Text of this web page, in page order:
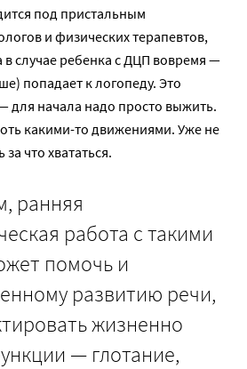
под пристальным
и физических терапевтов,
в случае ребенка с ДЦП вовремя —
попадает к логопеду. Это
для начала надо просто выжить.
какими-то движениями. Уже не
что хвататься.
ранняя
работа с такими
помочь и
развитию речи,
жизненно
— глотание,